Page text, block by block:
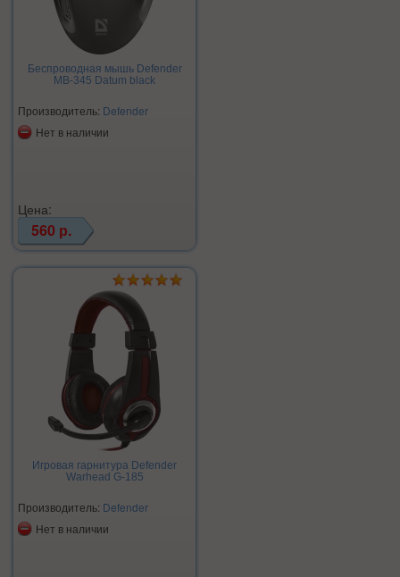
Беспроводная мышь Defender
MB-345 Datum black
Производитель: Defender
Нет в наличии
Цена:
560 р.
Игровая гарнитура Defender
Warhead G-185
Производитель: Defender
Нет в наличии